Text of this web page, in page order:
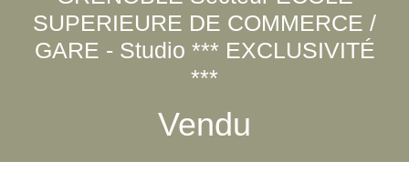
SUPERIEURE DE COMMERCE /
GARE - Studio *** EXCLUSIVITÉ
***
Vendu